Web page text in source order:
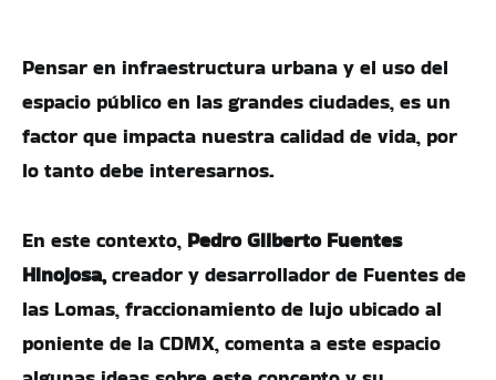
Pensar en infraestructura urbana y el uso del
espacio público en las grandes ciudades, es un
factor que impacta nuestra calidad de vida, por
lo tanto debe interesarnos.
En este contexto, Pedro Gilberto Fuentes
Hinojosa,creador y desarrollador de Fuentes de
las Lomas, fraccionamiento de lujo ubicado al
poniente de la CDMX, comenta a este espacio